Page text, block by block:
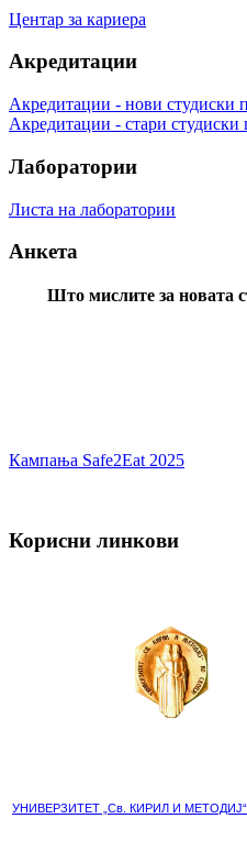
Центар за кариера
Акредитации
Акредитации - нови студиски
Акредитации - стари студиски
Лаборатории
Листа на лаборатории
Анкета
Што мислите за новата
Кампања Safe2Eat 2025
Корисни линкови
УНИВЕРЗИТЕТ „Св. КИРИЛ И